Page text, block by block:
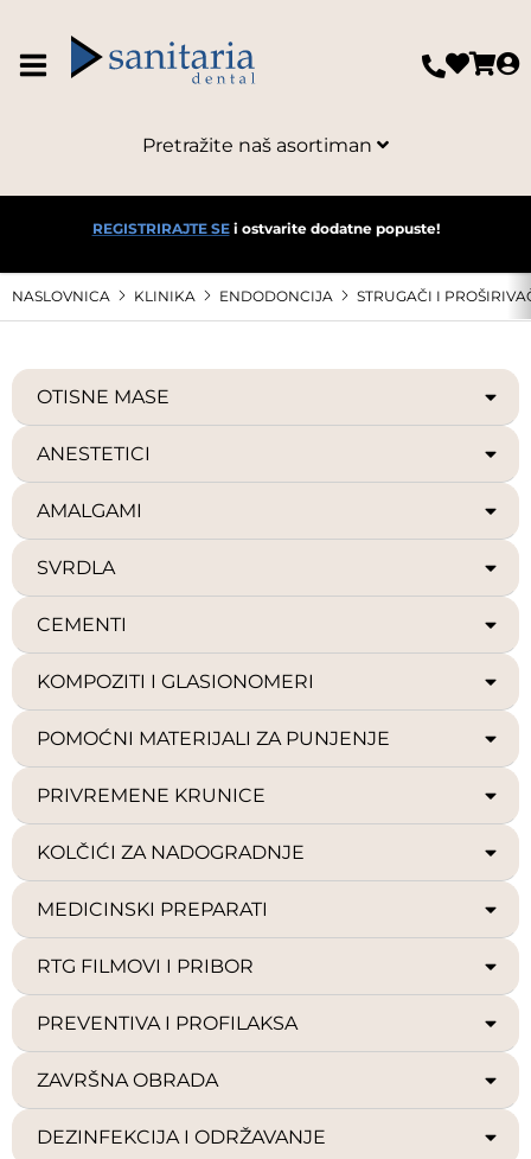
Pretražite naš asortiman
REGISTRIRAJTE SEi ostvarite dodatne popuste!
NASLOVNICA KLINIKA ENDODONCIJA STRUGAČI I
OTISNE MASE
ANESTETICI
AMALGAMI
SVRDLA
CEMENTI
KOMPOZITI I GLASIONOMERI
POMOĆNI MATERIJALI ZA PUNJENJE
PRIVREMENE KRUNICE
KOLČIĆI ZA NADOGRADNJE
MEDICINSKI PREPARATI
RTG FILMOVI I PRIBOR
PREVENTIVA I PROFILAKSA
ZAVRŠNA OBRADA
DEZINFEKCIJA I ODRŽAVANJE